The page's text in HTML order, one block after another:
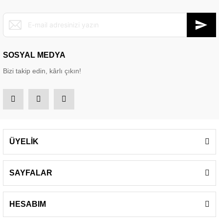
SOSYAL MEDYA
Bizi takip edin, kârlı çıkın!
ÜYELİK
SAYFALAR
HESABIM